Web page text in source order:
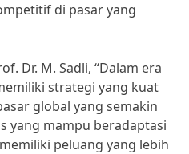
di pasar yang
Dr. M. Sadli, “Dalam era
strategi yang kuat
global yang semakin
yang mampu beradaptasi
peluang yang lebih